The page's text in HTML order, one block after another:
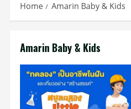
Home Amarin Baby & Kids
Amarin Baby & Kids